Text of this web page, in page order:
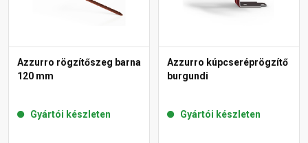
Azzurro rögzítőszeg barna
120 mm
Gyártói készleten
Azzurro kúpcseréprögzítő
burgundi
Gyártói készleten